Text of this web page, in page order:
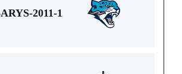
2011-1